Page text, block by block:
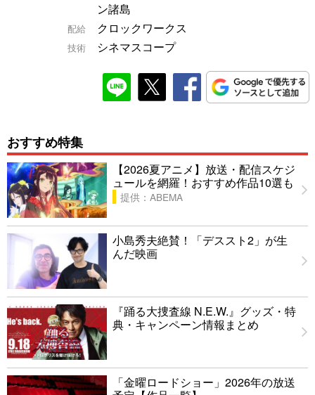
ン諸島
配給 クロックワークス
技術 シネマスコープ
おすすめ特集
【2026夏アニメ】放送・配信スケジ
ュールを網羅！おすすめ作品10選も
提供：ABEMA
小島秀夫絶賛！「デススト2」が生
んだ映画
『踊る大捜査線 N.E.W.』グッズ・特
典・キャンペーン情報まとめ
「金曜ロードショー」2026年の放送